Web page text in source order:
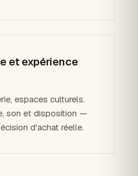
et expérience
espaces culturels.
son et disposition —
d'achat réelle.